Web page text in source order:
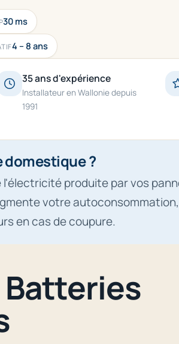
30 ms
4 – 8 ans
35 ans d'expérience
Installateur en Wallonie depuis
1991
?
produite par vos
votre
en cas de coupure.